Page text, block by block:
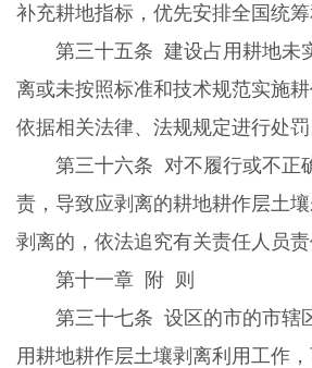
补充耕地指标，优先安排全国统筹
第三十五条 建设占用耕地未
离或未按照标准和技术规范实施耕
依据相关法律、法规规定进行处罚
第三十六条 对不履行或不正
责，导致应剥离的耕地耕作层土
剥离的，依法追究有关责任人员责
第十一章 附 则
第三十七条 设区的市的市辖
用耕地耕作层土壤剥离利用工作